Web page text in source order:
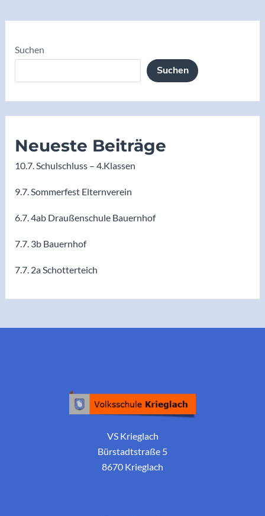
Suchen
Suchen
Neueste Beiträge
10.7. Schulschluss – 4.Klassen
9.7. Sommerfest Elternverein
6.7. 4ab Draußenschule Bauernhof
7.7. 3b Bauernhof
7.7. 2a Schotterteich
VS Krieglach
Bürstadtstraße 5
8670 Krieglach